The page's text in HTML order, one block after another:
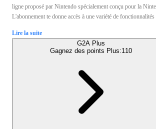
ligne proposé par Nintendo spécialement conçu pour la
L'abonnement te donne accès à une variété de
Lire la suite
G2A Plus
Gagnez des points Plus:110